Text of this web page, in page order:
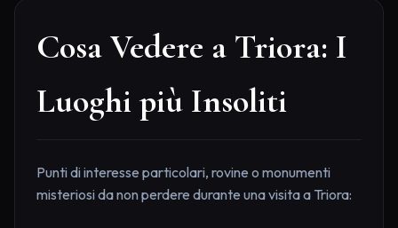
Cosa Vedere a Triora: I
Luoghi più Insoliti
Punti di interesse particolari, rovine o monumenti
misteriosi da non perdere durante una visita a Triora: